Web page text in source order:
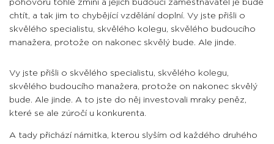
pohovoru tohle zmíní a jejich budoucí zaměstnavatel je bude
chtít, a tak jim to chybějící vzdělání doplní. Vy jste přišli o
skvělého specialistu, skvělého kolegu, skvělého budoucího
manažera, protože on nakonec skvělý bude. Ale jinde.
Vy jste přišli o skvělého specialistu, skvělého kolegu,
skvělého budoucího manažera, protože on nakonec skvělý
bude. Ale jinde. A to jste do něj investovali mraky peněz,
které se ale zúročí u konkurenta.
A tady přichází námitka, kterou slyším od každého druhého